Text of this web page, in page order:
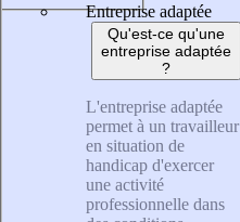
Entreprise adaptée
Qu'est-ce qu'une
entreprise adaptée
?
L'entreprise adaptée
permet à un travailleur
en situation de
handicap d'exercer
une activité
professionnelle dans